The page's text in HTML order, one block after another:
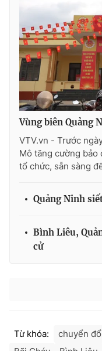
Vùng biên Quảng
VTV.vn - Trước
Mô tăng cường bảo
tổ chức, sẵn sàng
Quảng Ninh
Bình Liêu,
cử
Từ khóa: chuyển